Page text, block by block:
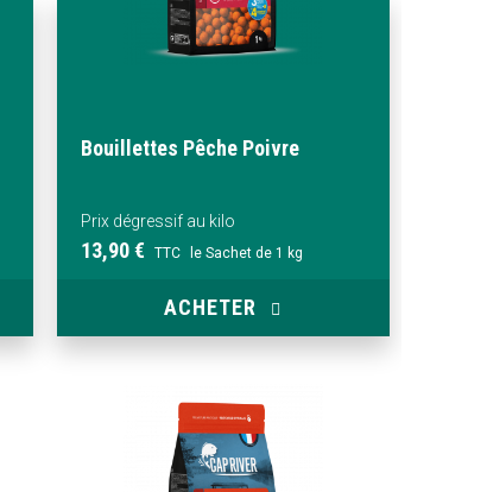
Bouillettes Pêche Poivre
Prix dégressif au kilo
13,90 € TTC le Sachet de 1 kg
ACHETER